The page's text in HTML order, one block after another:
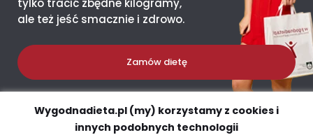
tylko tracić zbędne kilogramy,
ale też jeść smacznie i zdrowo.
Zamów dietę
Wygodnadieta.pl (my) korzystamy z cookies i
innych podobnych technologii